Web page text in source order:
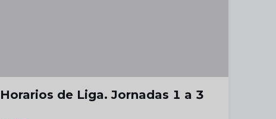
Horarios de Liga. Jornadas 1 a 3